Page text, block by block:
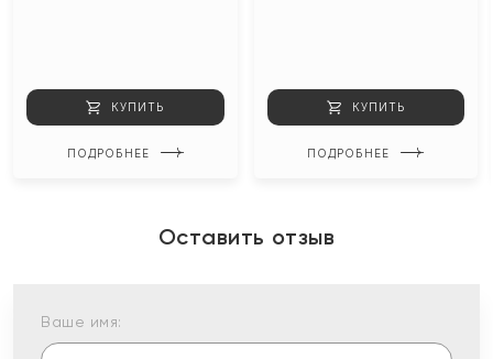
КУПИТЬ
ПОДРОБНЕЕ
КУПИТЬ
ПОДРОБНЕЕ
Оставить отзыв
Ваше имя: